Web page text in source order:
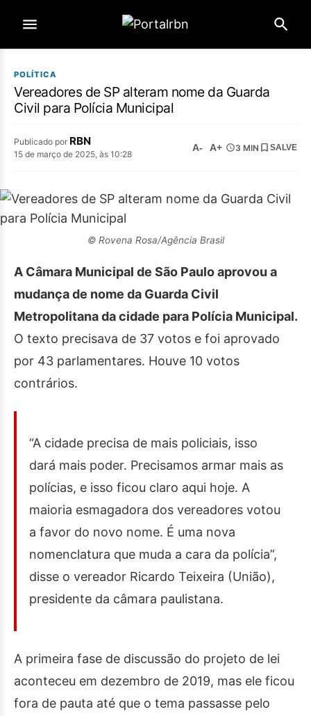
POLÍTICA
Vereadores de SP alteram nome da Guarda
Civil para Polícia Municipal
Publicado por RBN
15 de março de 2025, às 10:28
A- A+ 3 MIN SALVE
© Rovena Rosa/Agência Brasil
A Câmara Municipal de São Paulo aprovou a
mudança de nome da Guarda Civil
Metropolitana da cidade para Polícia Municipal.
O texto precisava de 37 votos e foi aprovado
por 43 parlamentares. Houve 10 votos
contrários.
“A cidade precisa de mais policiais, isso
dará mais poder. Precisamos armar mais as
polícias, e isso ficou claro aqui hoje. A
maioria esmagadora dos vereadores votou
a favor do novo nome. É uma nova
nomenclatura que muda a cara da polícia”,
disse o vereador Ricardo Teixeira (União),
presidente da câmara paulistana.
A primeira fase de discussão do projeto de lei
aconteceu em dezembro de 2019, mas ele ficou
fora de pauta até que o tema passasse pelo